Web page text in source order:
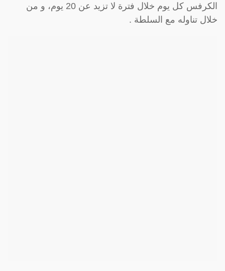
الكرفس كل يوم خلال فترة لا تزيد عن 20 يوم، و من
خلال تناوله مع السلطة .